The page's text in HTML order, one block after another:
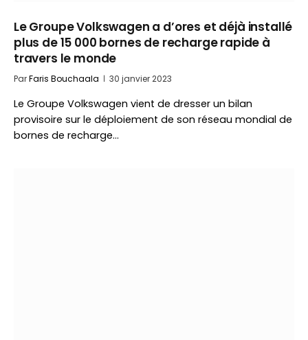
Le Groupe Volkswagen a d’ores et déjà installé
plus de 15 000 bornes de recharge rapide à
travers le monde
ParFaris Bouchaala 30 janvier 2023
Le Groupe Volkswagen vient de dresser un bilan
provisoire sur le déploiement de son réseau mondial de
bornes de recharge…